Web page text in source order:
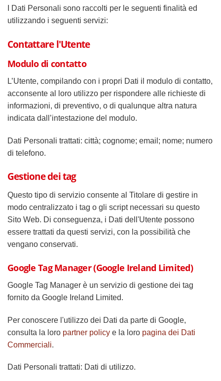
I Dati Personali sono raccolti per le seguenti finalità ed
utilizzando i seguenti servizi:
Contattare l'Utente
Modulo di contatto
L’Utente, compilando con i propri Dati il modulo di contatto,
acconsente al loro utilizzo per rispondere alle richieste di
informazioni, di preventivo, o di qualunque altra natura
indicata dall’intestazione del modulo.
Dati Personali trattati: città; cognome; email; nome; numero
di telefono.
Gestione dei tag
Questo tipo di servizio consente al Titolare di gestire in
modo centralizzato i tag o gli script necessari su questo
Sito Web. Di conseguenza, i Dati dell'Utente possono
essere trattati da questi servizi, con la possibilità che
vengano conservati.
Google Tag Manager (Google Ireland Limited)
Google Tag Manager è un servizio di gestione dei tag
fornito da Google Ireland Limited.
Per conoscere l'utilizzo dei Dati da parte di Google,
consulta la loro partner policy e la loro pagina dei Dati
Commerciali.
Dati Personali trattati: Dati di utilizzo.